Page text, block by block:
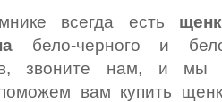
всегда есть
бело-черного и
звоните нам, и мы
вам купить